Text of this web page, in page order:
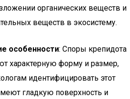
органических веществ и
веществ в экосистему.
особенности: Споры крепидота
характерную форму и размер,
идентифицировать этот
гладкую поверхность и